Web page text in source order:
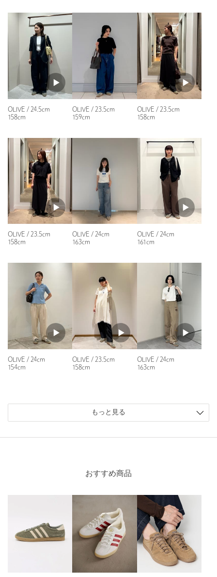
返品等について
対象外商品 裾上げについて
WOMEN
カテゴリー シューズ | スニーカー / スリッポン
サイズ 22.5cm 23cm 23.5cm 24cm 24.5cm 25cm
素材
原産国 -
商品番号 1831-4-000499
年代：30代前半
身長：160cm
普段の着用サイズ：
1人が参考になったと回答
参考になった
投稿日： 2026年8月5日
購入サイズ：24.5cm
購入カラー：OLIVE
購入商品のサイズ感：
ちょうどよい
とにかく色が可愛い！靴下をしっかり履く季節になるので、い
つもより少し大きめを買いました。出掛けるのが楽しみです。
性別：女性
年代：60代～
身長：
参考になった
ニックネーム： ムム
購入サイズ：24cm
｜
購入カラー：OLIVE
24cm
※レビューは、個人の主観による感想・体感によるもので、商品の効果や性
能を保証するものではありません。
OLIVE / 24.5cm
158cm
OLIVE / 23.5cm
159cm
OLIVE / 23.5cm
158cm
OLIVE / 23.5cm
158cm
OLIVE / 24cm
163cm
OLIVE / 24cm
161cm
OLIVE / 24cm
154cm
OLIVE / 23.5cm
158cm
OLIVE / 24cm
163cm
もっと見る
おすすめ商品